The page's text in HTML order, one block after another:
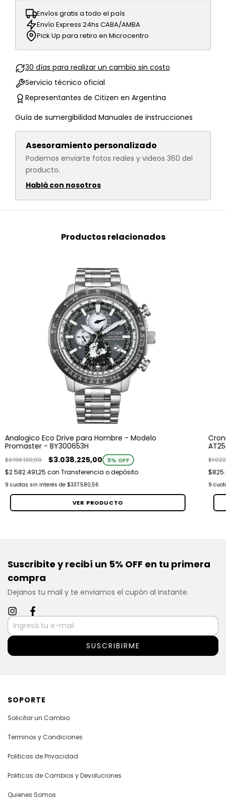
Envíos gratis a todo el país
Envío Express 24hs CABA/AMBA
Pick Up para retiro en Microcentro
30 días para realizar un cambio sin costo
Servicio técnico oficial
Representantes de Citizen en Argentina
Guía de sumergibilidad Manuales de instrucciones
Asesoramiento personalizado
Podemos enviarte fotos reales y videos 360 del
producto.
Hablá con nosotros
Productos relacionados
Analogico Eco Drive para Hombre - Modelo
Promaster - BY300653H
$3.198.130,00 $3.038.225,00 5% OFF
$2.582.491,25 con Transferencia o depósito
9 cuotas sin interés de $337.580,56
VER PRODUCTO
9
Suscribite y recibí un 5% OFF en tu primera
compra
Dejanos tu mail y te enviamos el cupón al instante.
SOPORTE
Solicitar un Cambio
Terminos y Condiciones
Politicas de Privacidad
Politicas de Cambios y Devoluciones
Quienes Somos